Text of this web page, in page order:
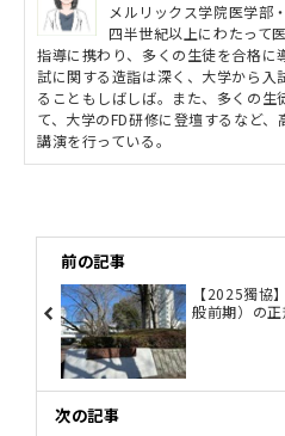
メルリックス学院医学部
四半世紀以上にわたって
指導に携わり、多くの生徒を合格に
試に関する造詣は深く、大学から入
ることもしばしば。また、多くの生
て、大学のFD研修に登壇するなど
講演を行っている。
前の記事
【2025獨協
般前期）の
次の記事